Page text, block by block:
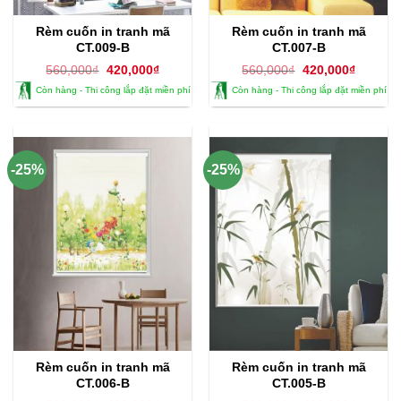
Rèm cuốn in tranh mã
CT.009-B
560,000₫ Giá
là:
560,000₫.
420,000₫Giá
tại
là:
Còn hàng - Thi công lắp đặt miền phí
Rèm cuốn in tranh mã
CT.007-B
560,000₫ Giá
là:
560,000₫.
420,000₫Giá
tại
là:
Còn hàng - Thi công lắp đặt miền phí
-25%
Rèm cuốn in tranh mã
CT.006-B
-25%
Rèm cuốn in tranh mã
CT.005-B